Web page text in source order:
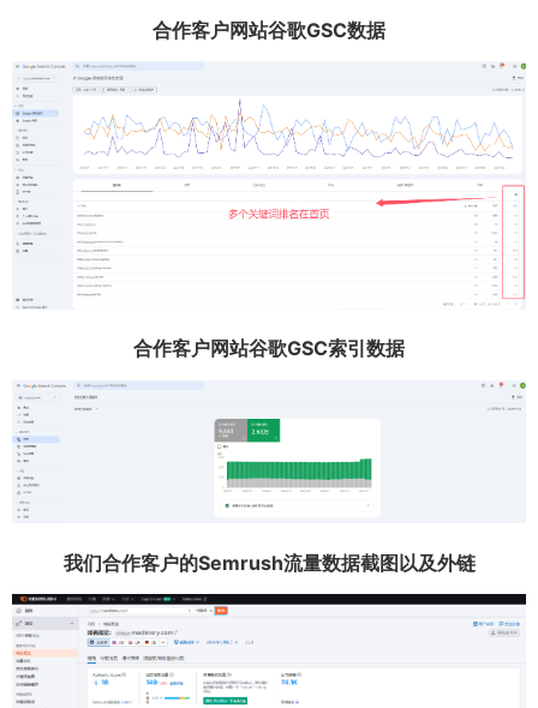
合作客户网站谷歌GSC数据
合作客户网站谷歌GSC索引数据
我们合作客户的Semrush流量数据截图以及外链